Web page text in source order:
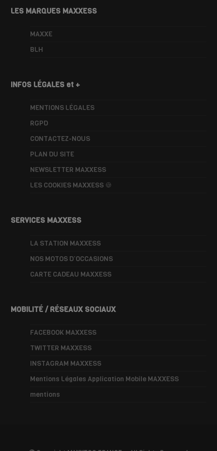
LES MARQUES MAXXESS
MAXXE
BLH
INFOS LÉGALES et +
MENTIONS LÉGALES
RGPD
CONTACTEZ-NOUS
PLAN DU SITE
NEWSLETTER MAXXESS
LES COOKIES MAXXESS 🍪
SERVICES MAXXESS
LA STATION MAXXESS
NOS MOTOS D’OCCASIONS
CARTE CADEAU MAXXESS
MOBILITÉ / RÉSEAUX SOCIAUX
FACEBOOK MAXXESS
TWITTER MAXXESS
INSTAGRAM MAXXESS
Mentions Légales Application Mobile MAXXESS
mentions